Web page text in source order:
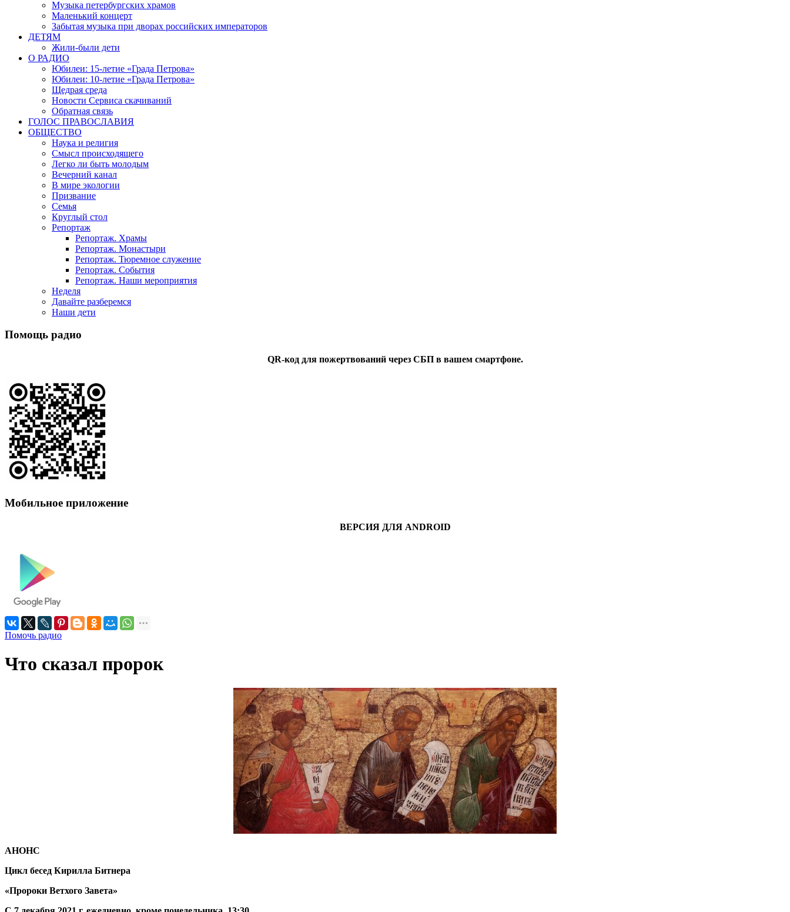
Музыка петербургских храмов
Маленький концерт
Забытая музыка при дворах российских императоров
ДЕТЯМ
Жили-были дети
О РАДИО
Юбилеи: 15-летие «Града Петрова»
Юбилеи: 10-летие «Града Петрова»
Щедрая среда
Новости Сервиса скачиваний
Обратная связь
ГОЛОС ПРАВОСЛАВИЯ
ОБЩЕСТВО
Наука и религия
Смысл происходящего
Легко ли быть молодым
Вечерний канал
В мире экологии
Призвание
Семья
Круглый стол
Репортаж
Репортаж. Храмы
Репортаж. Монастыри
Репортаж. Тюремное служение
Репортаж. События
Репортаж. Наши мероприятия
Неделя
Давайте разберемся
Наши дети
Помощь радио
QR-код для пожертвований через СБП в вашем смартфоне.
Мобильное приложение
ВЕРСИЯ ДЛЯ ANDROID
Помочь радио
Что сказал пророк
АНОНС
Цикл бесед Кирилла Битнера
«Пророки Ветхого Завета»